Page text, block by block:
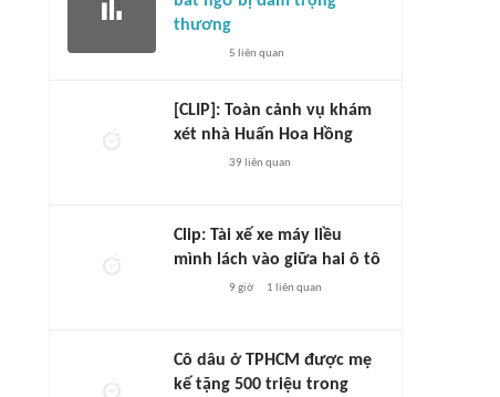
thương
5 liên quan
[CLIP]: Toàn cảnh vụ khám
xét nhà Huấn Hoa Hồng
39 liên quan
Clip: Tài xế xe máy liều
mình lách vào giữa hai ô tô
9 giờ 1 liên quan
Cô dâu ở TPHCM được mẹ
kế tặng 500 triệu trong